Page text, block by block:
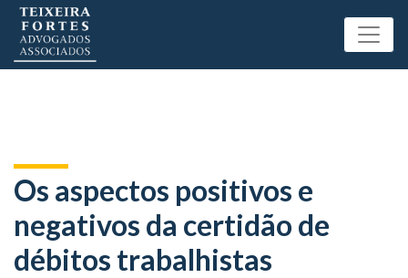
Os aspectos positivos e
negativos da certidão de
débitos trabalhistas